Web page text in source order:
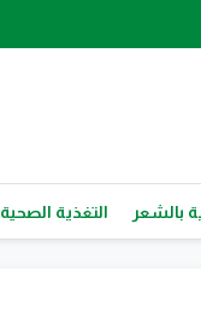
بالشعر التغذية الصحية